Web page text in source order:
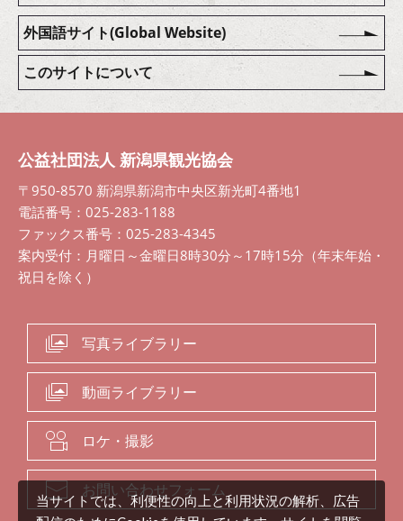
外国語サイト(Global Website)
このサイトについて
公益社団法人 新潟県観光協会
〒950-8570 新潟県新潟市中央区新光町4番地1
電話番号：025-283-1188
ファックス番号：025-283-4345
案内受付：月曜日～金曜日8時30分～17時15分（年末年始・
祝日を除く）
写真ライブラリー
動画ライブラリー
ロケ・撮影
お問い合わせフォーム
当サイトでは、利便性の向上と利用状況の解析、広告